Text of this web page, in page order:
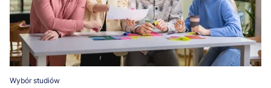
Wybór studiów